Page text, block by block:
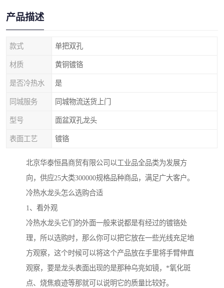
产品描述
款式 单把双孔
材质 黄铜镀铬
是否冷热水 是
同城服务 同城物流送货上门
型号 面盆双孔龙头
表面工艺 镀铬
北京华泰恒昌商贸有限公司以工业品全品类为发展方
向，供应25大类300000规格品种商品，满足广大客户。
冷热水龙头怎么选购合适
1、看外观
冷热水龙头它们的外面一般来说都是有经过的镀铬处
理，所以选购时，那么你可以把它放在一些光线充足地
方观察，这个时候可以将这个产品放在手里将手臂伸直
观察，要是龙头表面出现的是那种乌亮如镜，*氧化斑
点、烧焦痕迹等那就可以说明它的质量比较好。